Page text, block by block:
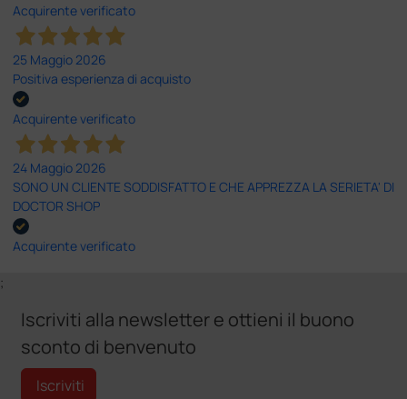
Acquirente verificato
25 Maggio 2026
Positiva esperienza di acquisto
Acquirente verificato
24 Maggio 2026
SONO UN CLIENTE SODDISFATTO E CHE APPREZZA LA SERIETA' DI
DOCTOR SHOP
Acquirente verificato
;
Iscriviti alla newsletter e ottieni il buono
sconto di benvenuto
Iscriviti